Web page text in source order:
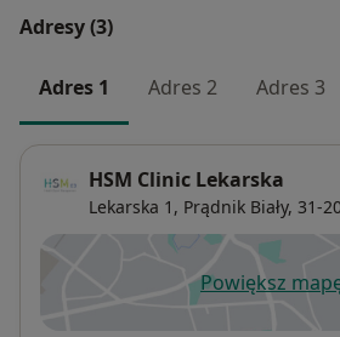
Adresy (3)
Adres 1 Adres 2 Adres 3
HSM Clinic Lekarska
Lekarska 1, Prądnik Biały, 31-
Powiększotwiera